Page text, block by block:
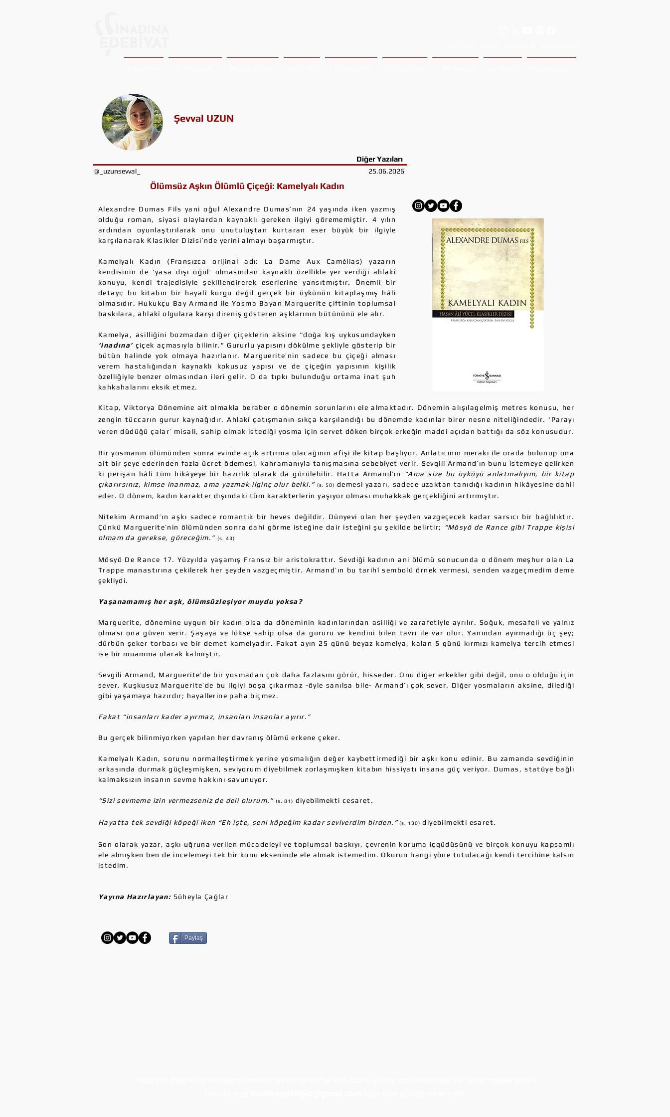
Şevval UZUN
Diğer Yazıları
25.06.2026
@_uzunsevval_
Ölümsüz Aşkın Ölümlü Çiçeği: Kamelyalı Kadın
Alexandre Dumas Fils yani oğul Alexandre Dumas’nın 24 yaşında iken yazmış
olduğu roman, siyasi olaylardan kaynaklı gereken ilgiyi görememiştir. 4 yılın
ardından oyunlaştırılarak onu unutuluştan kurtaran eser büyük bir ilgiyle
karşılanarak Klasikler Dizisi’nde yerini almayı başarmıştır.
Kamelyalı Kadın (Fransızca orijinal adı: La Dame Aux Camélias) yazarın
kendisinin de ‘yasa dışı oğul’ olmasından kaynaklı özellikle yer verdiği ahlakî
konuyu, kendi trajedisiyle şekillendirerek eserlerine yansıtmıştır. Önemli bir
detayı; bu kitabın bir hayalî kurgu değil gerçek bir öykünün kitaplaşmış hâli
olmasıdır. Hukukçu Bay Armand ile Yosma Bayan Marguerite çiftinin toplumsal
baskılara, ahlakî olgulara karşı direniş gösteren aşklarının bütününü ele alır.
Kamelya, asilliğini bozmadan diğer çiçeklerin aksine “doğa kış uykusundayken
‘inadına’çiçek açmasıyla bilinir.” Gururlu yapısını dökülme şekliyle gösterip bir
bütün halinde yok olmaya hazırlanır. Marguerite’nin sadece bu çiçeği alması
verem hastalığından kaynaklı kokusuz yapısı ve de çiçeğin yapısının kişilik
özelliğiyle benzer olmasından ileri gelir. O da tıpkı bulunduğu ortama inat şuh
kahkahalarını eksik etmez.​
Kitap, Viktorya Dönemine ait olmakla beraber o dönemin sorunlarını ele almaktadır. Dönemin alışılagelmiş metres konusu, her
zengin tüccarın gurur kaynağıdır. Ahlakî çatışmanın sıkça karşılandığı bu dönemde kadınlar birer nesne niteliğindedir. ‘Parayı
veren düdüğü çalar’ misali, sahip olmak istediği yosma için servet döken birçok erkeğin maddi açıdan battığı da söz konusudur.
Bir yosmanın ölümünden sonra evinde açık artırma olacağının afişi ile kitap başlıyor. Anlatıcının merakı ile orada bulunup ona
ait bir şeye ederinden fazla ücret ödemesi, kahramanıyla tanışmasına sebebiyet verir. Sevgili Armand’ın bunu istemeye gelirken
ki perişan hâli tüm hikâyeye bir hazırlık olarak da görülebilir. Hatta Armand’ın
“Ama size bu öyküyü anlatmalıyım, bir kitap
çıkarırsınız, kimse inanmaz, ama yazmak ilginç olur belki.”(s. 50) demesi yazarı, sadece uzaktan tanıdığı kadının hikâyesine dahil
eder. O dönem, kadın karakter dışındaki tüm karakterlerin yaşıyor olması muhakkak gerçekliğini artırmıştır.
Nitekim Armand’ın aşkı sadece romantik bir heves değildir. Dünyevi olan her şeyden vazgeçecek kadar sarsıcı bir bağlılıktır.
Çünkü Marguerite’nin ölümünden sonra dahi görme isteğine dair isteğini şu şekilde belirtir;
“Mösyö de Rance gibi Trappe kişisi
olmam da gerekse, göreceğim.” (s. 43)
Mösyö De Rance 17. Yüzyılda yaşamış Fransız bir aristokrattır. Sevdiği kadının ani ölümü sonucunda o dönem meşhur olan La
Trappe manastırına çekilerek her şeyden vazgeçmiştir. Armand’ın bu tarihî sembolü örnek vermesi, senden vazgeçmedim deme
şekliydi.
Yaşanamamış her aşk, ölümsüzleşiyor muydu yoksa?
Marguerite, dönemine uygun bir kadın olsa da döneminin kadınlarından asilliği ve zarafetiyle ayrılır. Soğuk, mesafeli ve yalnız
olması ona güven verir. Şaşaya ve lükse sahip olsa da gururu ve kendini bilen tavrı ile var olur. Yanından ayırmadığı üç şey;
dürbün şeker torbası ve bir demet kamelyadır. Fakat ayın 25 günü beyaz kamelya, kalan 5 günü kırmızı kamelya tercih etmesi
ise bir muamma olarak kalmıştır.
Sevgili Armand, Marguerite’de bir yosmadan çok daha fazlasını görür, hisseder. Onu diğer erkekler gibi değil, onu o olduğu için
sever. Kuşkusuz Marguerite’de bu ilgiyi boşa çıkarmaz -öyle sanılsa bile- Armand’ı çok sever. Diğer yosmaların aksine, dilediği
gibi yaşamaya hazırdır; hayallerine paha biçmez.
Fakat “insanları kader ayırmaz, insanları insanlar ayırır.”
Bu gerçek bilinmiyorken yapılan her davranış ölümü erkene çeker.
Kamelyalı Kadın, sorunu normalleştirmek yerine yosmalığın değer kaybettirmediği bir aşkı konu edinir. Bu zamanda sevdiğinin
arkasında durmak güçleşmişken, seviyorum diyebilmek zorlaşmışken kitabın hissiyatı insana güç veriyor. Dumas, statüye bağlı
kalmaksızın insanın sevme hakkını savunuyor.
“Sizi sevmeme izin vermezseniz de deli olurum.” (s. 81) diyebilmekti cesaret.
Hayatta tek sevdiği köpeği iken “Eh işte, seni köpeğim kadar seviverdim birden.” (s. 130) diyebilmekti esaret.
Son olarak yazar, aşkı uğruna verilen mücadeleyi ve toplumsal baskıyı, çevrenin koruma içgüdüsünü ve birçok konuyu kapsamlı
ele almışken ben de incelemeyi tek bir konu ekseninde ele almak istemedim. Okurun hangi yöne tutulacağı kendi tercihine kalsın
istedim.
Yayına Hazırlayan: Süheyla Çağlar
Paylaş